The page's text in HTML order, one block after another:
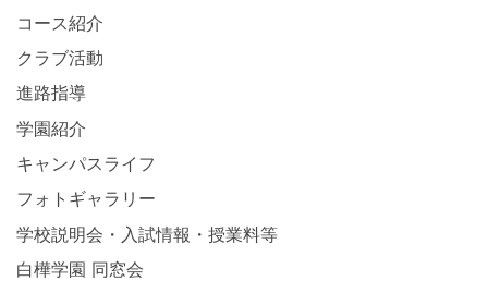
コース紹介
クラブ活動
進路指導
学園紹介
キャンパスライフ
フォトギャラリー
学校説明会・入試情報・授業料等
白樺学園 同窓会